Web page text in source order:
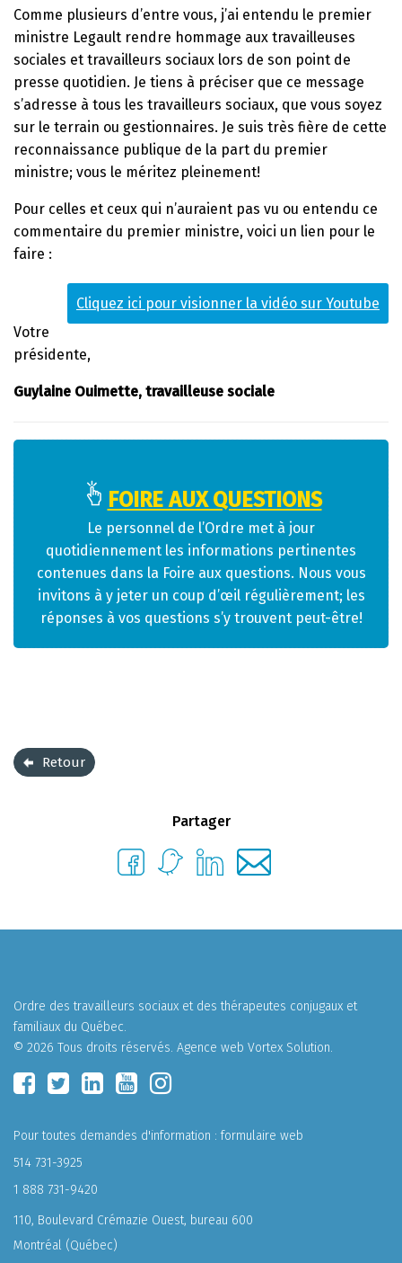
Comme plusieurs d’entre vous, j’ai entendu le premier
ministre Legault rendre hommage aux travailleuses
sociales et travailleurs sociaux lors de son point de
presse quotidien. Je tiens à préciser que ce message
s’adresse à tous les travailleurs sociaux, que vous soyez
sur le terrain ou gestionnaires. Je suis très fière de cette
reconnaissance publique de la part du premier
ministre; vous le méritez pleinement!
Pour celles et ceux qui n’auraient pas vu ou entendu ce
commentaire du premier ministre, voici un lien pour le
faire :
Cliquez ici pour visionner la vidéo sur Youtube
Votre
présidente,
Guylaine Ouimette, travailleuse sociale
FOIRE AUX QUESTIONS
Le personnel de l’Ordre met à jour
quotidiennement les informations pertinentes
contenues dans la Foire aux questions. Nous vous
invitons à y jeter un coup d’œil régulièrement; les
réponses à vos questions s’y trouvent peut-être!
Retour
Partager
Ordre des travailleurs sociaux et des thérapeutes conjugaux et
familiaux du Québec.
© 2026 Tous droits réservés. Agence web Vortex Solution.
Pour toutes demandes d'information :formulaire web
514 731-3925
1 888 731-9420
110, Boulevard Crémazie Ouest, bureau 600
Montréal (Québec)